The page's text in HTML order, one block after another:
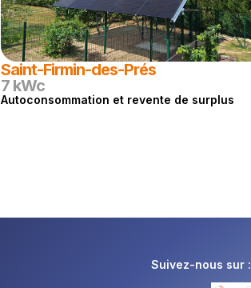
Saint-Firmin-des-Prés
7 kWc
Autoconsommation et revente de surplus
Suivez-nous sur :